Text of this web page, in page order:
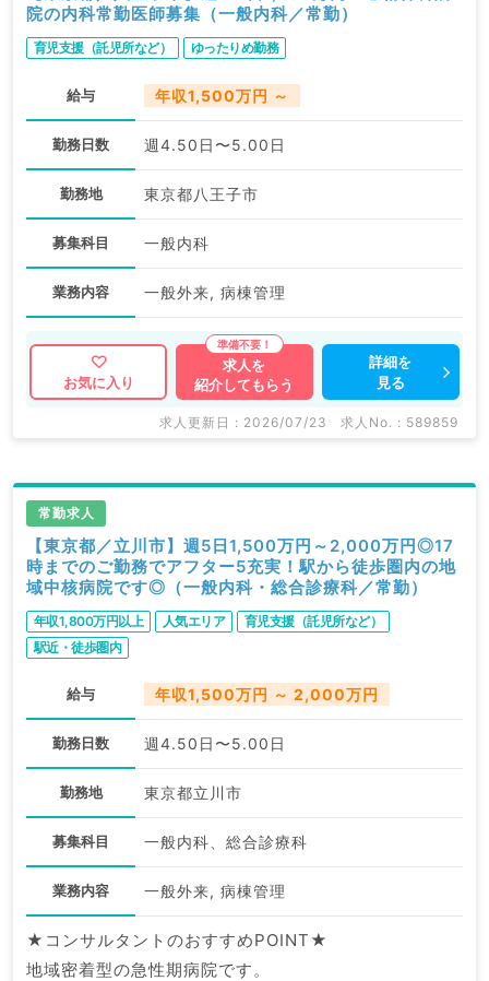
院の内科常勤医師募集（一般内科／常勤）
育児支援（託児所など） ゆったりめ勤務
給与 年収1,500万円 ～
勤務日数 週4.50日〜5.00日
勤務地 東京都八王子市
募集科目 一般内科
業務内容 一般外来, 病棟管理
お気に入り
求人を
紹介してもらう
詳細を
見る
求人更新日 : 2026/07/23 求人No. : 589859
常勤求人
【東京都／立川市】週5日1,500万円～2,000万円◎17
時までのご勤務でアフター5充実！駅から徒歩圏内の地
域中核病院です◎（一般内科・総合診療科／常勤）
年収1,800万円以上 人気エリア
育児支援（託児所など）
駅近・徒歩圏内
給与 年収1,500万円 ～ 2,000万円
勤務日数 週4.50日〜5.00日
勤務地 東京都立川市
募集科目 一般内科、総合診療科
業務内容 一般外来, 病棟管理
★コンサルタントのおすすめPOINT★
地域密着型の急性期病院です。